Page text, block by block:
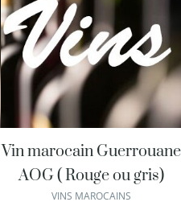
Vin marocain Guerrouane
AOG ( Rouge ou gris)
VINS MAROCAINS